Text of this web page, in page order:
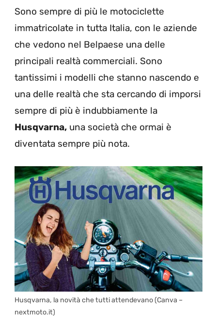
Sono sempre di più le motociclette
immatricolate in tutta Italia, con le aziende
che vedono nel Belpaese una delle
principali realtà commerciali. Sono
tantissimi i modelli che stanno nascendo e
una delle realtà che sta cercando di imporsi
sempre di più è indubbiamente la
Husqvarna, una società che ormai è
diventata sempre più nota.
Husqvarna, la novità che tutti attendevano (Canva –
nextmoto.it)